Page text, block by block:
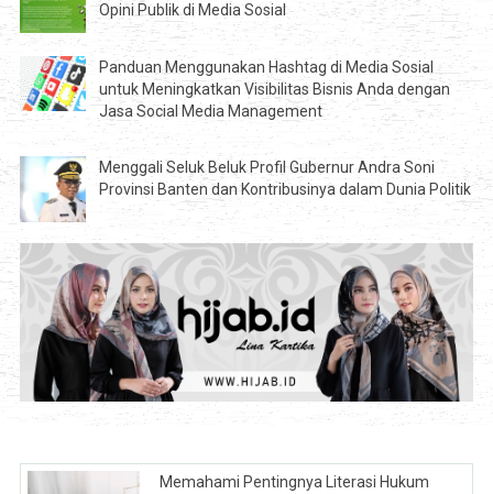
Opini Publik di Media Sosial
Panduan Menggunakan Hashtag di Media Sosial
untuk Meningkatkan Visibilitas Bisnis Anda dengan
Jasa Social Media Management
Menggali Seluk Beluk Profil Gubernur Andra Soni
Provinsi Banten dan Kontribusinya dalam Dunia Politik
Memahami Pentingnya Literasi Hukum